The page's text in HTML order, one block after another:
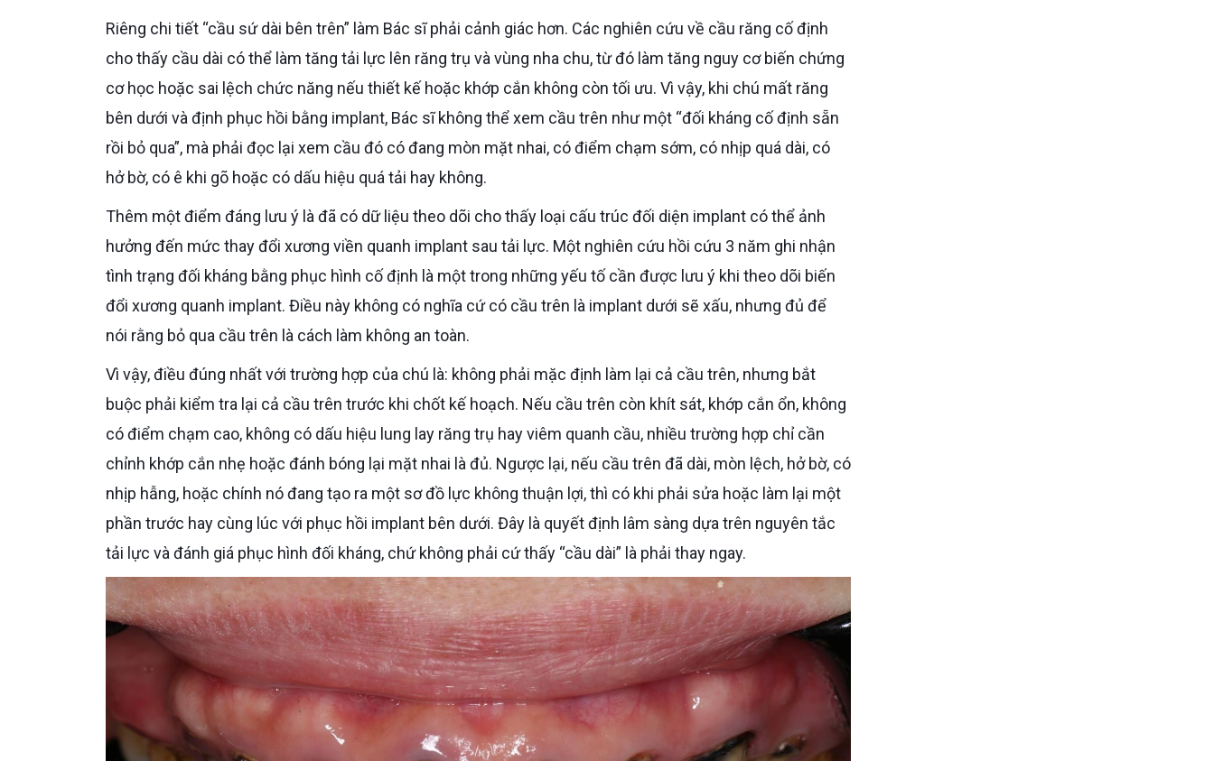
Riêng chi tiết “cầu sứ dài bên trên” làm Bác sĩ phải cảnh giác hơn. Các nghiên cứu về cầu răng cố định
cho thấy cầu dài có thể làm tăng tải lực lên răng trụ và vùng nha chu, từ đó làm tăng nguy cơ biến chứng
cơ học hoặc sai lệch chức năng nếu thiết kế hoặc khớp cắn không còn tối ưu. Vì vậy, khi chú mất răng
bên dưới và định phục hồi bằng implant, Bác sĩ không thể xem cầu trên như một “đối kháng cố định sẵn
rồi bỏ qua”, mà phải đọc lại xem cầu đó có đang mòn mặt nhai, có điểm chạm sớm, có nhịp quá dài, có
hở bờ, có ê khi gõ hoặc có dấu hiệu quá tải hay không.
Thêm một điểm đáng lưu ý là đã có dữ liệu theo dõi cho thấy loại cấu trúc đối diện implant có thể ảnh
hưởng đến mức thay đổi xương viền quanh implant sau tải lực. Một nghiên cứu hồi cứu 3 năm ghi nhận
tình trạng đối kháng bằng phục hình cố định là một trong những yếu tố cần được lưu ý khi theo dõi biến
đổi xương quanh implant. Điều này không có nghĩa cứ có cầu trên là implant dưới sẽ xấu, nhưng đủ để
nói rằng bỏ qua cầu trên là cách làm không an toàn.
Vì vậy, điều đúng nhất với trường hợp của chú là: không phải mặc định làm lại cả cầu trên, nhưng bắt
buộc phải kiểm tra lại cả cầu trên trước khi chốt kế hoạch. Nếu cầu trên còn khít sát, khớp cắn ổn, không
có điểm chạm cao, không có dấu hiệu lung lay răng trụ hay viêm quanh cầu, nhiều trường hợp chỉ cần
chỉnh khớp cắn nhẹ hoặc đánh bóng lại mặt nhai là đủ. Ngược lại, nếu cầu trên đã dài, mòn lệch, hở bờ, có
nhịp hẫng, hoặc chính nó đang tạo ra một sơ đồ lực không thuận lợi, thì có khi phải sửa hoặc làm lại một
phần trước hay cùng lúc với phục hồi implant bên dưới. Đây là quyết định lâm sàng dựa trên nguyên tắc
tải lực và đánh giá phục hình đối kháng, chứ không phải cứ thấy “cầu dài” là phải thay ngay.